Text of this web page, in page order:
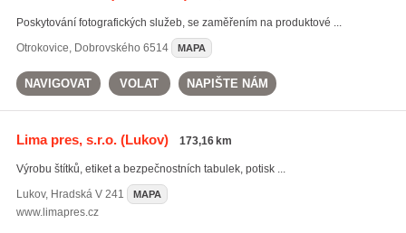
Poskytování fotografických služeb, se zaměřením na produktové ...
Otrokovice, Dobrovského 6514 MAPA
NAVIGOVAT VOLAT NAPIŠTE NÁM
Lima pres, s.r.o.(Lukov) 173,16 km
Výrobu štítků, etiket a bezpečnostních tabulek, potisk ...
Lukov, Hradská V 241 MAPA
www.limapres.cz